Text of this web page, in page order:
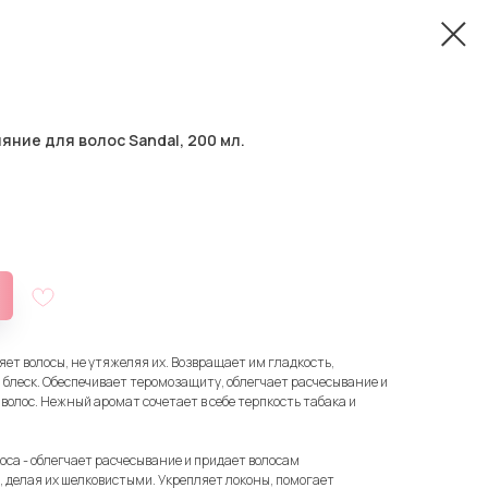
для волос Sandal, 200 мл.
волосы, не утяжеляя их. Возвращает им гладкость,
Обеспечивает теромозащиту, облегчает расчесывание и
Нежный аромат сочетает в себе терпкость табака и
- облегчает расчесывание и придает волосам
их шелковистыми. Укрепляет локоны, помогает